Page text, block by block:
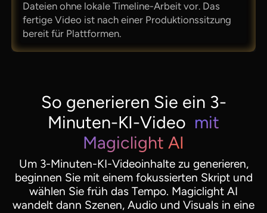
Dateien ohne lokale Timeline-Arbeit vor. Das
fertige Video ist nach einer Produktionssitzung
bereit für Plattformen.
So generieren Sie ein 3-
Minuten-KI-Video mit
Magiclight AI
Um 3-Minuten-KI-Videoinhalte zu generieren,
beginnen Sie mit einem fokussierten Skript und
wählen Sie früh das Tempo. Magiclight AI
wandelt dann Szenen, Audio und Visuals in eine